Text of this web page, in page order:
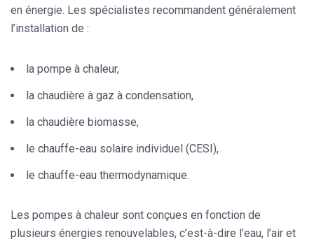
en énergie. Les spécialistes recommandent généralement
l’installation de :
la pompe à chaleur,
la chaudière à gaz à condensation,
la chaudière biomasse,
le chauffe-eau solaire individuel (CESI),
le chauffe-eau thermodynamique.
Les pompes à chaleur sont conçues en fonction de
plusieurs énergies renouvelables, c’est-à-dire l’eau, l’air et